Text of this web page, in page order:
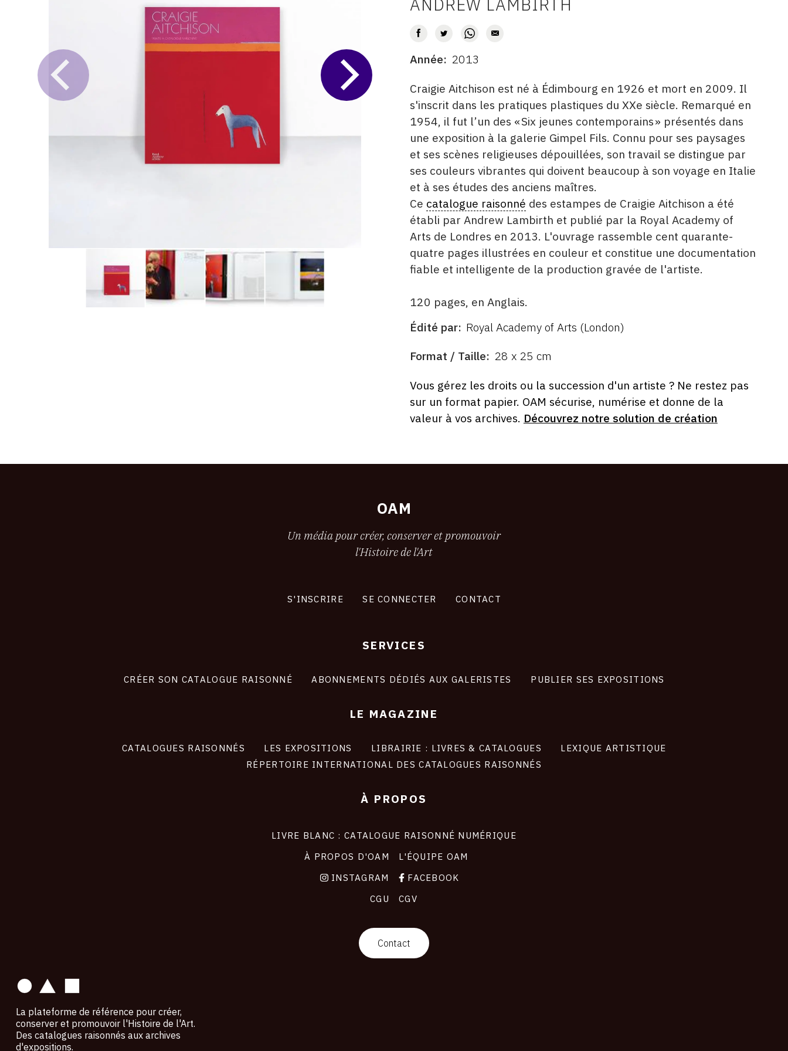
AUTEUR
DATE
Année 2013
DESCRITPTION
Craigie Aitchison est né à Édimbourg en 1926 et mort en 2009. Il
s'inscrit dans les pratiques plastiques du XXe siècle. Remarqué en
1954, il fut l’un des « Six jeunes contemporains » présentés dans
une exposition à la galerie Gimpel Fils. Connu pour ses paysages
et ses scènes religieuses dépouillées, son travail se distingue par
ses couleurs vibrantes qui doivent beaucoup à son voyage en Italie
et à ses études des anciens maîtres.
Ce catalogue raisonné des estampes de Craigie Aitchison a été
établi par Andrew Lambirth et publié par la Royal Academy of
Arts de Londres en 2013. L'ouvrage rassemble cent quarante-
quatre pages illustrées en couleur et constitue une documentation
fiable et intelligente de la production gravée de l'artiste.
120 pages, en Anglais.
ÉDITÉ
Édité par Royal Academy of Arts (London)
FORMAT
Format / Taille 28 x 25 cm
ÉTAT
Vous gérez les droits ou la succession d'un artiste ? Ne restez pas
sur un format papier. OAM sécurise, numérise et donne de la
valeur à vos archives. Découvrez notre solution de création
OAM
Un média pour créer, conserver et promouvoir
l'Histoire de l'Art
S'INSCRIRE SE CONNECTER CONTACT
SERVICES
CRÉER SON CATALOGUE RAISONNÉ ABONNEMENTS DÉDIÉS AUX GALERISTES PUBLIER SES EXPOSITIONS
LE MAGAZINE
CATALOGUES RAISONNÉS LES EXPOSITIONS LIBRAIRIE : LIVRES & CATALOGUES
LEXIQUE ARTISTIQUE
RÉPERTOIRE INTERNATIONAL DES CATALOGUES RAISONNÉS
À PROPOS
LIVRE BLANC : CATALOGUE RAISONNÉ NUMÉRIQUE
À PROPOS D'OAM
L'ÉQUIPE OAM
INSTAGRAM
FACEBOOK
CGU
CGV
Contact
La plateforme de référence pour créer,
conserver et promouvoir l'Histoire de l'Art.
Des catalogues raisonnés aux archives
d'expositions.